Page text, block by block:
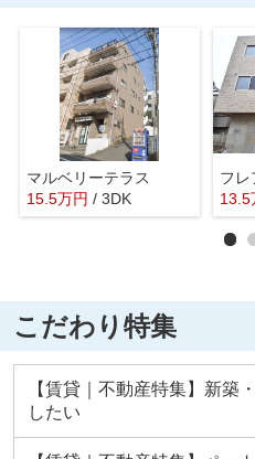
マルベリーテラス
15.5万円 / 3DK
フレ
13.5
こだわり特集
【賃貸｜不動産特集】新築
したい